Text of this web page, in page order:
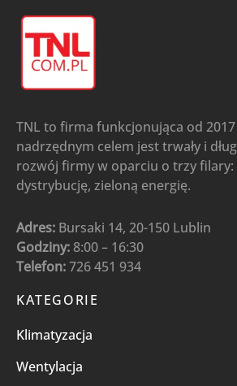
TNL to firma funkcjonująca od
nadrzędnym celem jest trwały i
rozwój firmy w oparciu o trzy filary:
dystrybucję, zieloną energię.
Adres: Bursaki 14, 20-150 Lublin
Godziny: 8:00 – 16:30
Telefon:726 451 934
KATEGORIE
Klimatyzacja
Wentylacja